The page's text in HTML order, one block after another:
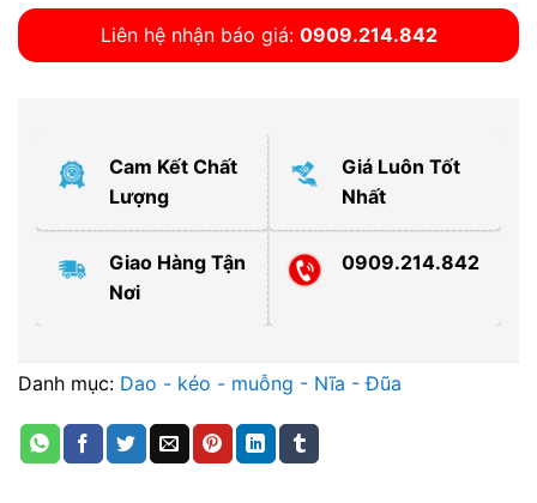
Liên hệ nhận báo giá: 0909.214.842
Cam Kết Chất
Lượng
Giá Luôn Tốt
Nhất
Giao Hàng Tận
Nơi
0909.214.842
Danh mục: Dao - kéo - muỗng - Nĩa - Đũa